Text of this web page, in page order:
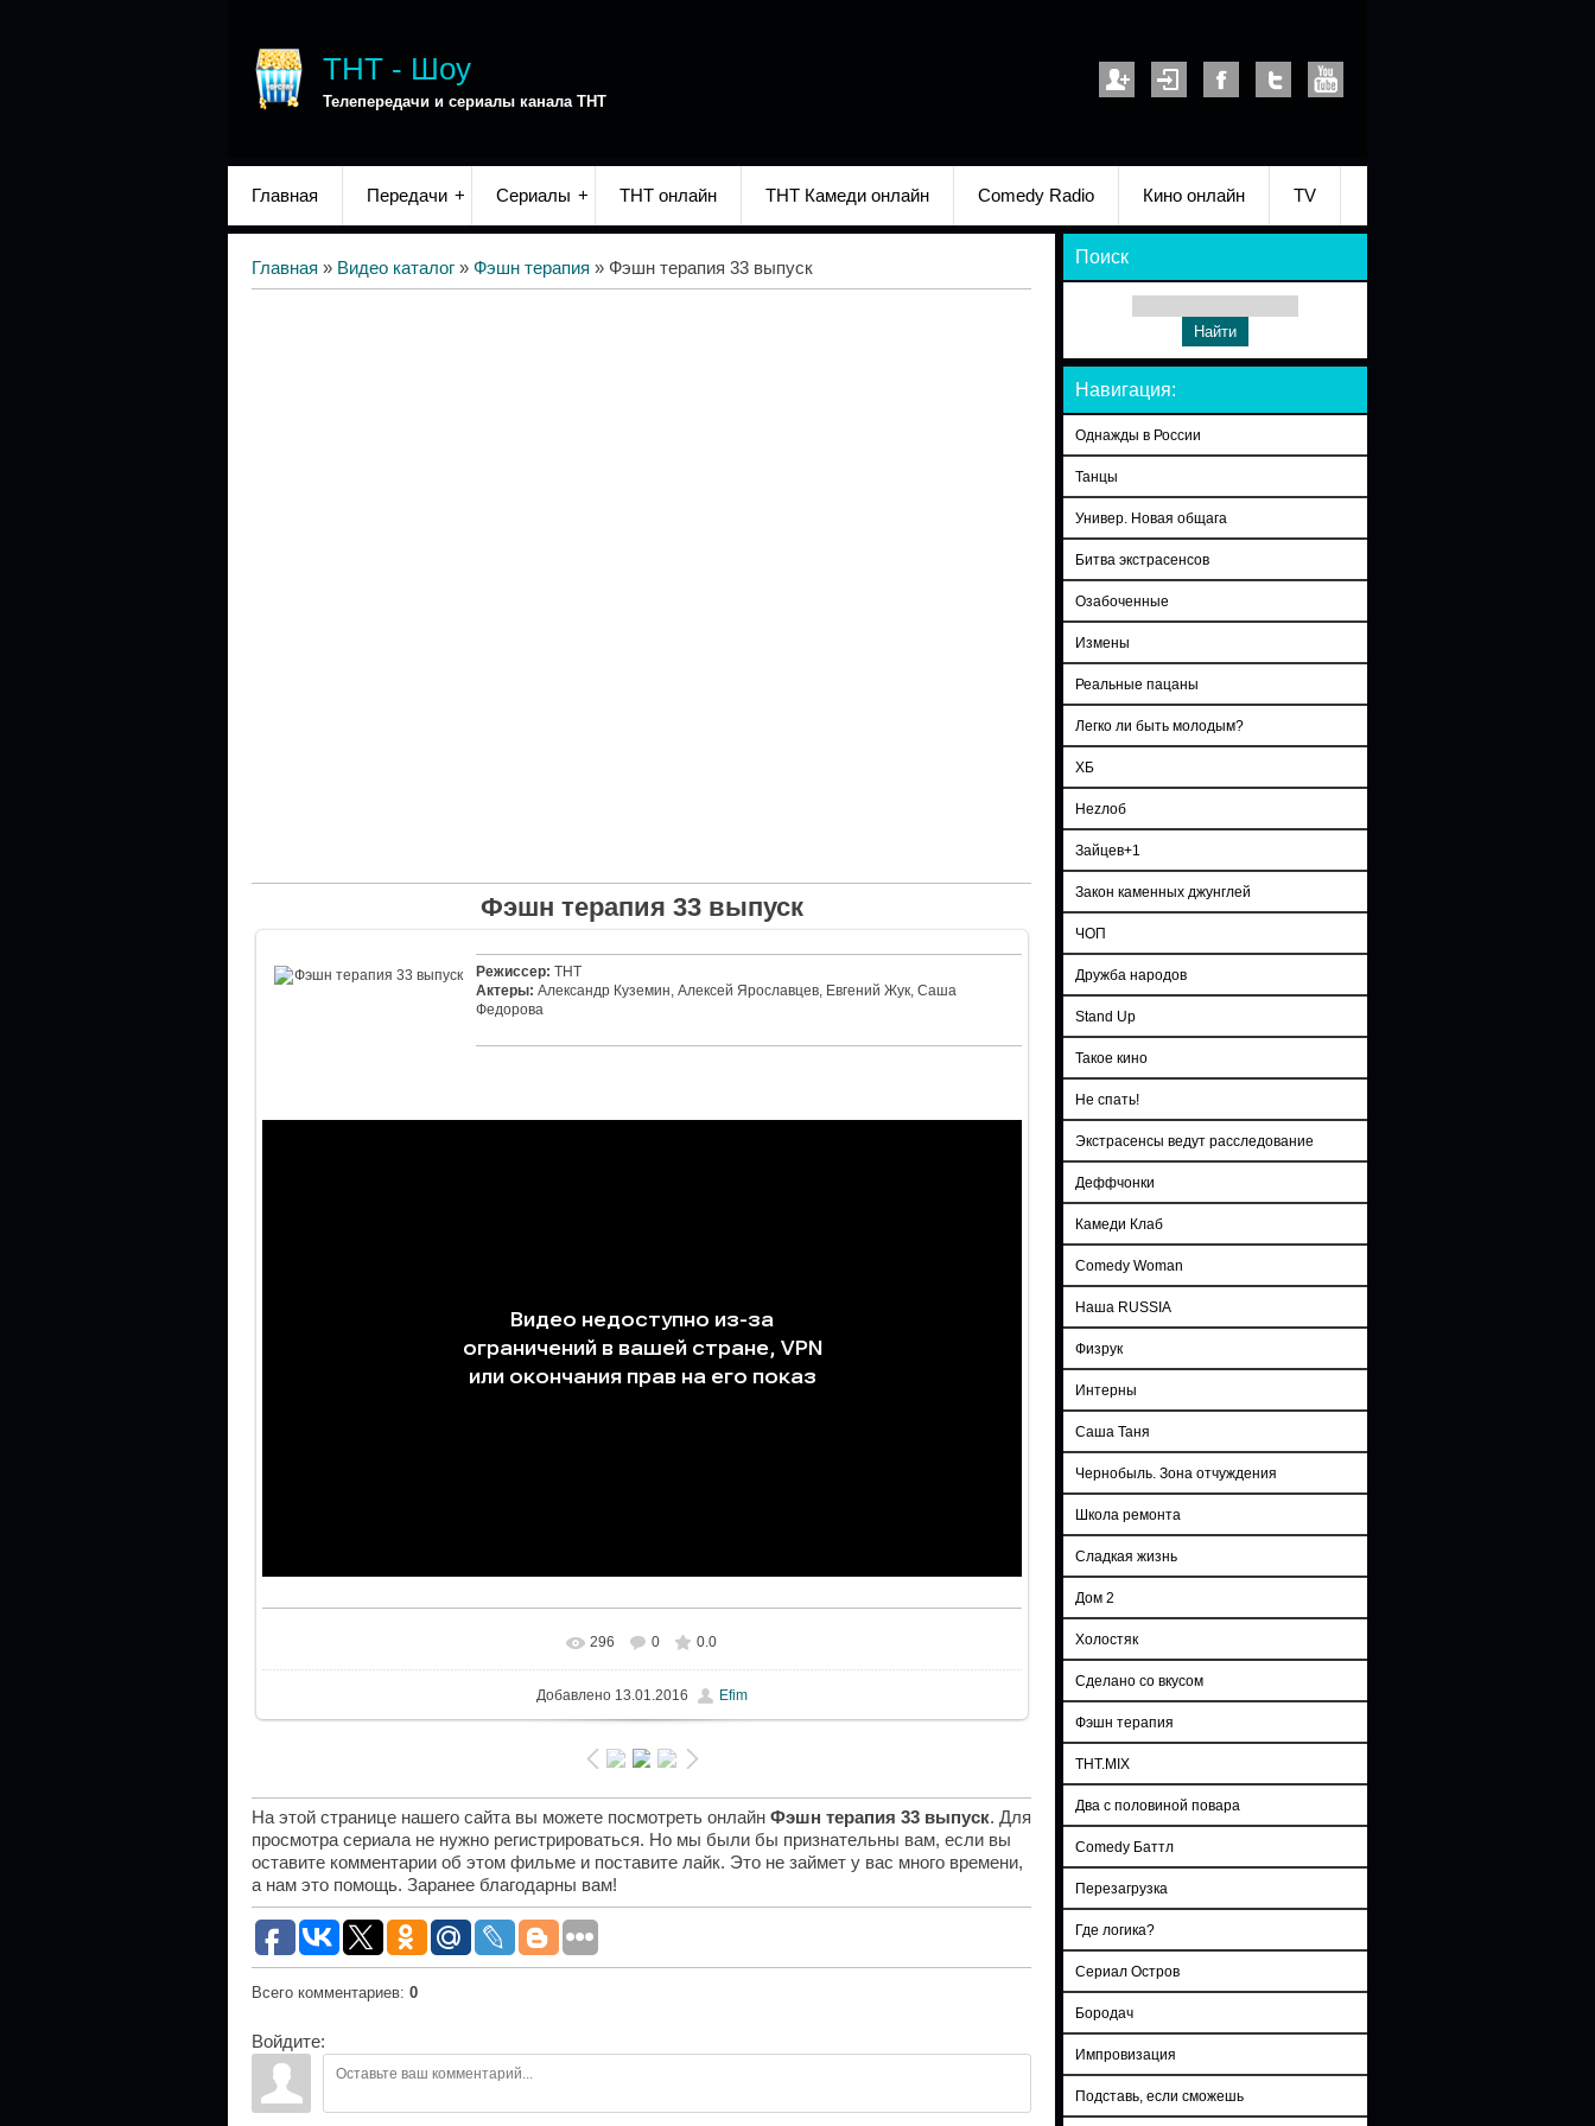
ТНТ - Шоу
Телепередачи и сериалы канала ТНТ
Главная Передачи Сериалы ТНТ онлайн ТНТ Камеди онлайн Comedy Radio Кино онлайн TV
Главная » Видео каталог » Фэшн терапия » Фэшн терапия 33 выпуск
Фэшн терапия 33 выпуск
Режиссер: ТНТ
Актеры: Александр Куземин, Алексей Ярославцев, Евгений Жук, Саша
Федорова
296 0 0.0
Добавлено13.01.2016 Efim
На этой странице нашего сайта вы можете посмотреть онлайн Фэшн терапия 33 выпуск. Для
просмотра сериала не нужно регистрироваться. Но мы были бы признательны вам, если вы
оставите комментарии об этом фильме и поставите лайк. Это не займет у вас много времени,
а нам это помощь. Заранее благодарны вам!
Всего комментариев: 0
Войдите:
Поиск
Навигация:
Однажды в России
Танцы
Универ. Новая общага
Битва экстрасенсов
Озабоченные
Измены
Реальные пацаны
Легко ли быть молодым?
ХБ
Неzлоб
Зайцев+1
Закон каменных джунглей
ЧОП
Дружба народов
Stand Up
Такое кино
Не спать!
Экстрасенсы ведут расследование
Деффчонки
Камеди Клаб
Comedy Woman
Наша RUSSIA
Физрук
Интерны
Саша Таня
Чернобыль. Зона отчуждения
Школа ремонта
Сладкая жизнь
Дом 2
Холостяк
Сделано со вкусом
Фэшн терапия
ТНТ.MIX
Два с половиной повара
Comedy Баттл
Перезагрузка
Где логика?
Сериал Остров
Бородач
Импровизация
Подставь, если сможешь